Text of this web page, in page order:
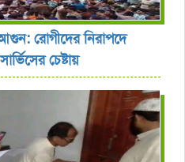
আগুন: রোগীদের নিরাপদে
চেষ্টায়